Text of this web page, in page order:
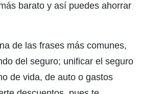
barato y así puedes ahorrar
de las frases más comunes,
del seguro; unificar el seguro
de vida, de auto o gastos